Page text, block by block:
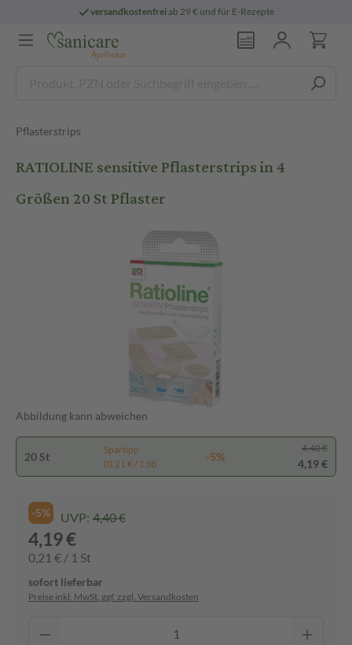
versandkostenfreiab 29 € und für E-Rezepte
Pflasterstrips
RATIOLINE sensitive Pflasterstrips in 4
Größen 20 St Pflaster
Abbildung kann abweichen
20 St
Spartipp
(0,21 € / 1 St)
-5%
4,40 €
4,19 €
-5% UVP: 4,40 €
4,19 €
0,21 € / 1 St
sofort lieferbar
Preise inkl. MwSt. ggf. zzgl. Versandkosten